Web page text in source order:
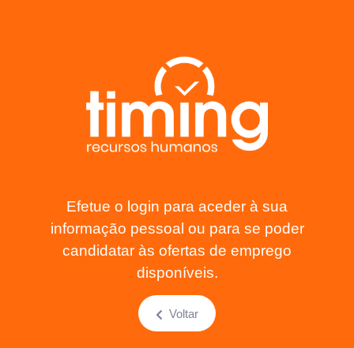
Efetue o login para aceder à sua
informação pessoal ou para se poder
candidatar às ofertas de emprego
disponíveis.
Voltar